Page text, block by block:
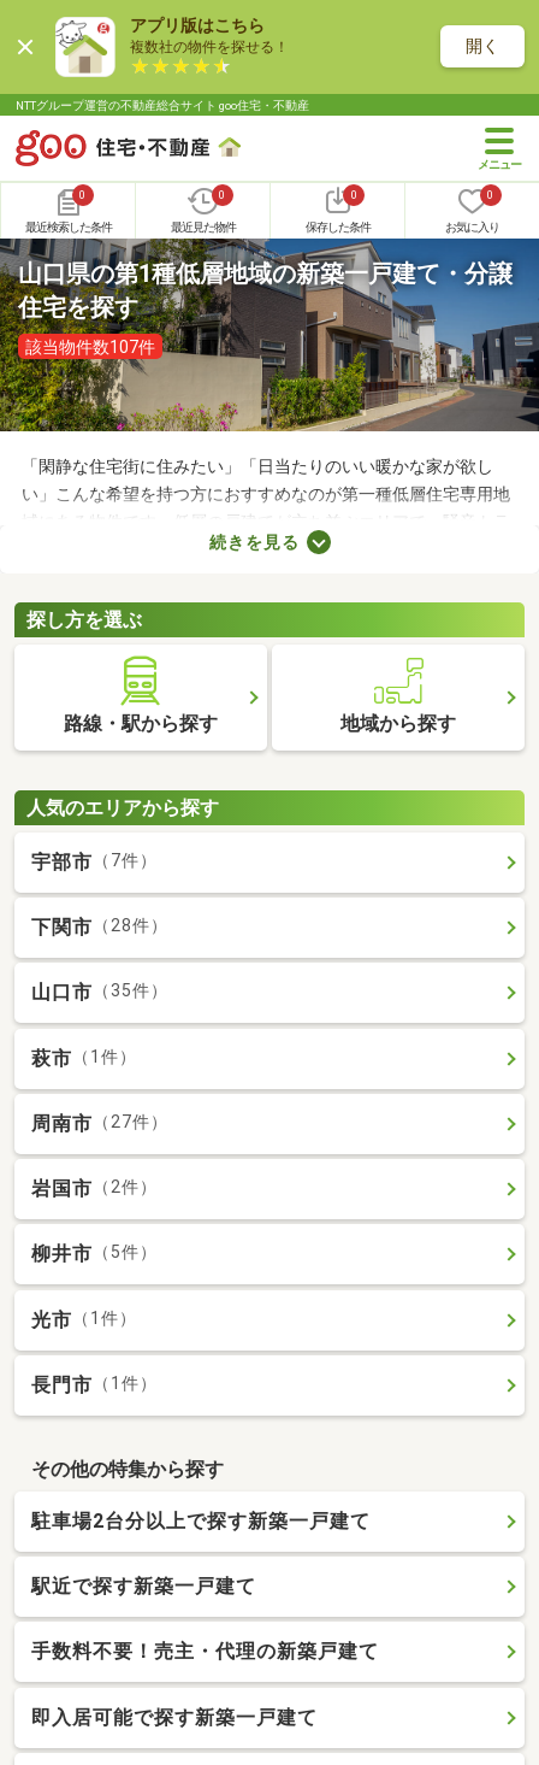
アプリ版はこちら
複数社の物件を探せる！ 開く
NTTグループ運営の不動産総合サイト goo住宅・不動産
0
最近検索した条件
0
最近見た物件
0
保存した条件
0
お気に入り
山口県の第1種低層地域の新築一戸建て・分譲
住宅を探す
該当物件数107件
「閑静な住宅街に住みたい」「日当たりのいい暖かな家が欲し
い」こんな希望を持つ方におすすめなのが第一種低層住宅専用地
域にある物件です。低層の戸建てが立ち並ぶエリアで、騒音トラ
ブルが少ない・住みやすい・高層の建物によって日光が遮断され
住居専用地域の新築一戸建てを紹介します。
続きを見る
探し方を選ぶ
路線・駅から探す 地域から探す
人気のエリアから探す
宇部市 （7件）
下関市 （28件）
山口市 （35件）
萩市 （1件）
周南市 （27件）
岩国市 （2件）
柳井市 （5件）
光市 （1件）
長門市 （1件）
その他の特集から探す
駐車場2台分以上で探す新築一戸建て
駅近で探す新築一戸建て
手数料不要！売主・代理の新築戸建て
即入居可能で探す新築一戸建て